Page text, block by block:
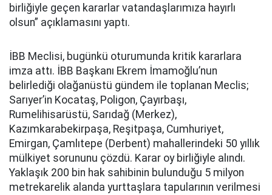
birliğiyle geçen kararlar vatandaşlarımıza hayırlı
olsun” açıklamasını yaptı.
İBB Meclisi, bugünkü oturumunda kritik kararlara
imza attı. İBB Başkanı Ekrem İmamoğlu’nun
belirlediği olağanüstü gündem ile toplanan Meclis;
Sarıyer’in Kocataş, Poligon, Çayırbaşı,
Rumelihisarüstü, Sarıdağ (Merkez),
Kazımkarabekirpaşa, Reşitpaşa, Cumhuriyet,
Emirgan, Çamlıtepe (Derbent) mahallerindeki 50 yıllık
mülkiyet sorununu çözdü. Karar oy birliğiyle alındı.
Yaklaşık 200 bin hak sahibinin bulunduğu 5 milyon
metrekarelik alanda yurttaşlara tapularının verilmesi